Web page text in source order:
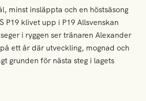
minst insläppta och en höstsäsong
P19 klivet upp i P19 Allsvenskan
i ryggen ser tränaren Alexander
ett år där utveckling, mognad och
grunden för nästa steg i lagets